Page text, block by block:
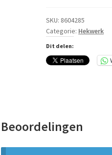
100cm
25mtr
aantal
SKU: 8604285
Categorie: Hekwerk
Dit delen:
Beoordelingen